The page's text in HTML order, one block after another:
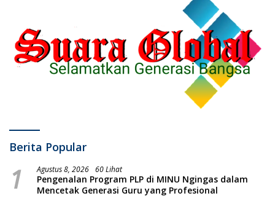
Berita Popular
1 Agustus 8, 2026 60 Lihat
Pengenalan Program PLP di MINU Ngingas dalam
Mencetak Generasi Guru yang Profesional